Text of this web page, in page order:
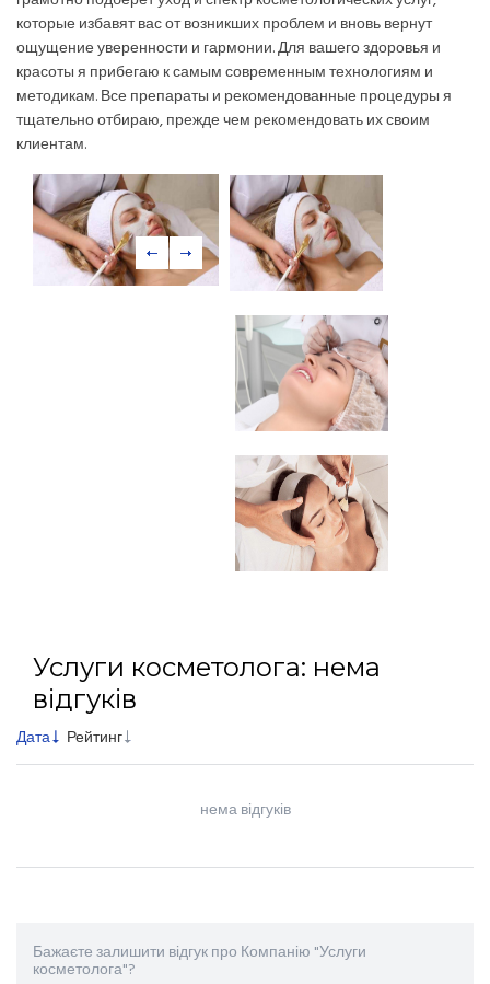
которые избавят вас от возникших проблем и вновь вернут
ощущение уверенности и гармонии. Для вашего здоровья и
красоты я прибегаю к самым современным технологиям и
методикам. Все препараты и рекомендованные процедуры я
тщательно отбираю, прежде чем рекомендовать их своим
клиентам.
Услуги косметолога: нема
відгуків
Дата Рейтинг
нема відгуків
Бажаєте залишити відгук про Компанію "Услуги
косметолога"?